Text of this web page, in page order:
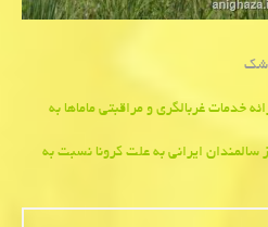
خدمات غربالگری و مراقبتی ماماها به
سالمندان ایرانی به علت كرونا نسبت به